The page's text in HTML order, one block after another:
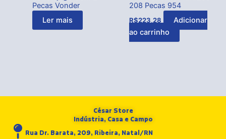
Pecas Vonder
Ler mais
208 Pecas 954
R$223,28
Adicionar
ao carrinho
César Store
Indústria, Casa e Campo
Rua Dr. Barata, 209, Ribeira, Natal/RN